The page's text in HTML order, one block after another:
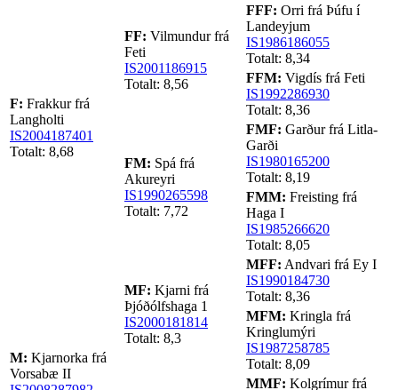
F: Frakkur frá
Langholti
IS2004187401
Totalt: 8,68
FF: Vilmundur frá
Feti
IS2001186915
Totalt: 8,56
FFF: Orri frá Þúfu í
Landeyjum
IS1986186055
Totalt: 8,34
FFM: Vigdís frá Feti
IS1992286930
Totalt: 8,36
FM: Spá frá
Akureyri
IS1990265598
Totalt: 7,72
FMF: Garður frá Litla-
Garði
IS1980165200
Totalt: 8,19
FMM: Freisting frá
Haga I
IS1985266620
Totalt: 8,05
M: Kjarnorka frá
Vorsabæ II
MF: Kjarni frá
Þjóðólfshaga 1
IS2000181814
Totalt: 8,3
MFF: Andvari frá Ey I
IS1990184730
Totalt: 8,36
MFM: Kringla frá
Kringlumýri
IS1987258785
Totalt: 8,09
MMF: Kolgrímur frá